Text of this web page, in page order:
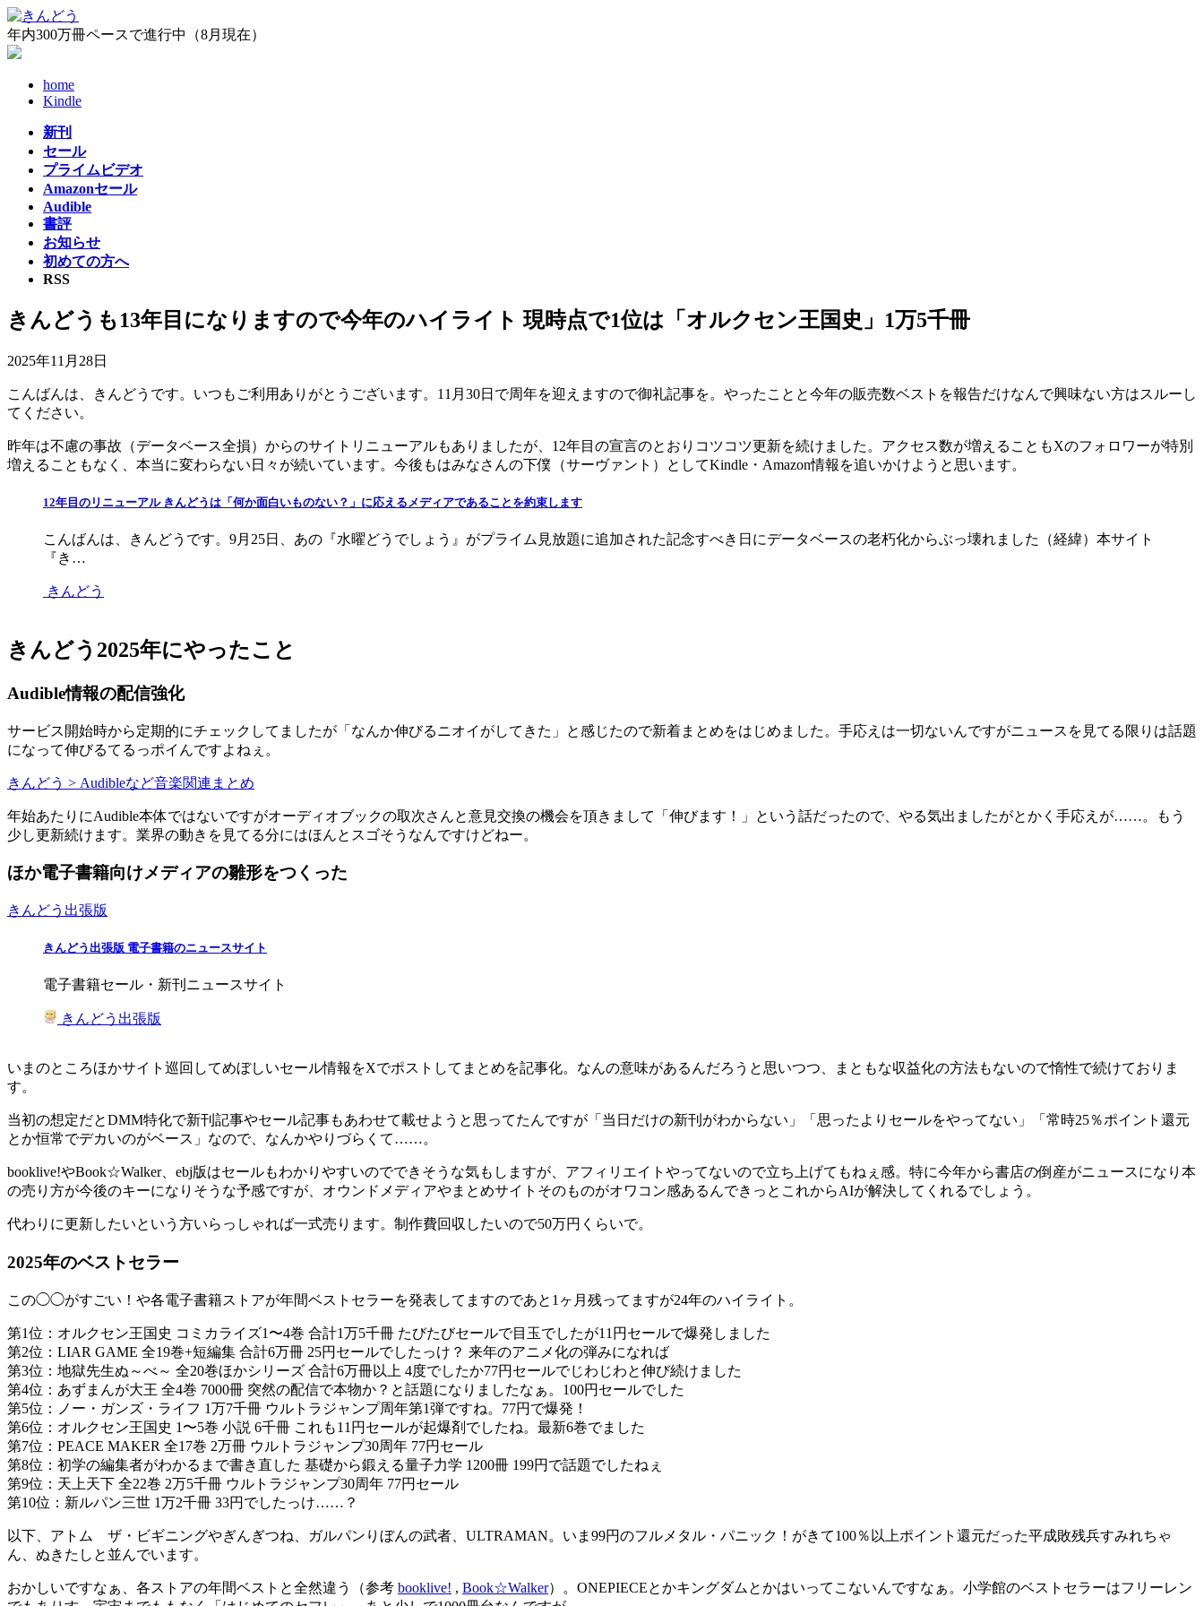
コ
ン
テ
ナ
ビ
ゲ
年内300万冊ペースで進行中（8月現在）
home
Kindle
新刊
セール
プライムビデオ
Amazonセール
Audible
書評
お知らせ
初めての方へ
RSS
きんどうも13年目になりますので今年のハイライト 現時点で1位は「オルクセン王国史」1万5千冊
2025年11月28日
こんばんは、きんどうです。いつもご利用ありがとうございます。11月30日で周年を迎えますので御礼記事を。やったことと今年の販売数ベストを報告だけなんで興味ない方はスルーし
てください。
昨年は不慮の事故（データベース全損）からのサイトリニューアルもありましたが、12年目の宣言のとおりコツコツ更新を続けました。アクセス数が増えることもXのフォロワーが特別
増えることもなく、本当に変わらない日々が続いています。今後もはみなさんの下僕（サーヴァント）としてKindle・Amazon情報を追いかけようと思います。
12年目のリニューアル きんどうは「何か面白いものない？」に応えるメディアであることを約束します
こんばんは、きんどうです。9月25日、あの『水曜どうでしょう』がプライム見放題に追加された記念すべき日にデータベースの老朽化からぶっ壊れました（経緯）本サイト
『き…
きんどう
きんどう2025年にやったこと
Audible情報の配信強化
サービス開始時から定期的にチェックしてましたが「なんか伸びるニオイがしてきた」と感じたので新着まとめをはじめました。手応えは一切ないんですがニュースを見てる限りは話題
になって伸びるてるっポイんですよねぇ。
きんどう > Audibleなど音楽関連まとめ
年始あたりにAudible本体ではないですがオーディオブックの取次さんと意見交換の機会を頂きまして「伸びます！」という話だったので、やる気出ましたがとかく手応えが……。もう
少し更新続けます。業界の動きを見てる分にはほんとスゴそうなんですけどねー。
ほか電子書籍向けメディアの雛形をつくった
きんどう出張版
きんどう出張版 電子書籍のニュースサイト
電子書籍セール・新刊ニュースサイト
きんどう出張版
いまのところほかサイト巡回してめぼしいセール情報をXでポストしてまとめを記事化。なんの意味があるんだろうと思いつつ、まともな収益化の方法もないので惰性で続けておりま
す。
当初の想定だとDMM特化で新刊記事やセール記事もあわせて載せようと思ってたんですが「当日だけの新刊がわからない」「思ったよりセールをやってない」「常時25％ポイント還元
とか恒常でデカいのがベース」なので、なんかやりづらくて……。
booklive!やBook☆Walker、ebj版はセールもわかりやすいのでできそうな気もしますが、アフィリエイトやってないので立ち上げてもねぇ感。特に今年から書店の倒産がニュースになり本
の売り方が今後のキーになりそうな予感ですが、オウンドメディアやまとめサイトそのものがオワコン感あるんできっとこれからAIが解決してくれるでしょう。
代わりに更新したいという方いらっしゃれば一式売ります。制作費回収したいので50万円くらいで。
2025年のベストセラー
この◯◯がすごい！や各電子書籍ストアが年間ベストセラーを発表してますのであと1ヶ月残ってますが24年のハイライト。
第1位：オルクセン王国史 コミカライズ1〜4巻 合計1万5千冊 たびたびセールで目玉でしたが11円セールで爆発しました
第2位：LIAR GAME 全19巻+短編集 合計6万冊 25円セールでしたっけ？ 来年のアニメ化の弾みになれば
第3位：地獄先生ぬ～べ～ 全20巻ほかシリーズ 合計6万冊以上 4度でしたか77円セールでじわじわと伸び続けました
第4位：あずまんが大王 全4巻 7000冊 突然の配信で本物か？と話題になりましたなぁ。100円セールでした
第5位：ノー・ガンズ・ライフ 1万7千冊 ウルトラジャンプ周年第1弾ですね。77円で爆発！
第6位：オルクセン王国史 1〜5巻 小説 6千冊 これも11円セールが起爆剤でしたね。最新6巻でました
第7位：PEACE MAKER 全17巻 2万冊 ウルトラジャンプ30周年 77円セール
第8位：初学の編集者がわかるまで書き直した 基礎から鍛える量子力学 1200冊 199円で話題でしたねぇ
第9位：天上天下 全22巻 2万5千冊 ウルトラジャンプ30周年 77円セール
第10位：新ルパン三世 1万2千冊 33円でしたっけ……？
以下、アトム ザ・ビギニングやぎんぎつね、ガルパンりぼんの武者、ULTRAMAN。いま99円のフルメタル・パニック！がきて100％以上ポイント還元だった平成敗残兵すみれちゃ
ん、ぬきたしと並んでいます。
おかしいですなぁ、各ストアの年間ベストと全然違う（参考 booklive! , Book☆Walker）。ONEPIECEとかキングダムとかはいってこないんですなぁ。小学館のベストセラーはフリーレン